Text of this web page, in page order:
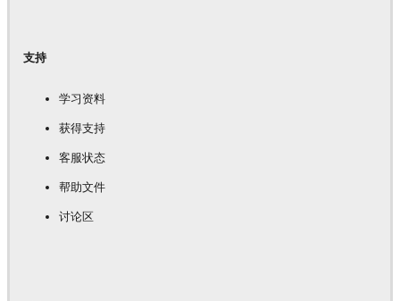
支持
学习资料
获得支持
客服状态
帮助文件
讨论区